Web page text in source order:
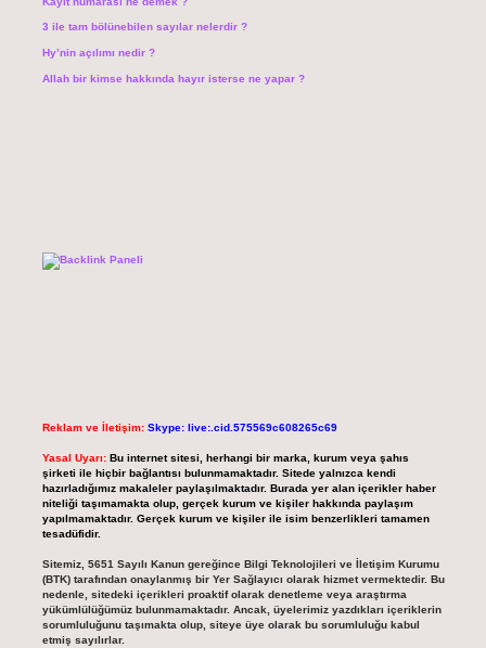
3 ile tam bölünebilen sayılar nelerdir ?
Hy’nin açılımı nedir ?
Allah bir kimse hakkında hayır isterse ne yapar ?
Reklam ve İletişim: Skype: live:.cid.575569c608265c69
Yasal Uyarı: Bu internet sitesi, herhangi bir marka, kurum veya şahıs
şirketi ile hiçbir bağlantısı bulunmamaktadır. Sitede yalnızca kendi
hazırladığımız makaleler paylaşılmaktadır. Burada yer alan içerikler haber
niteliği taşımamakta olup, gerçek kurum ve kişiler hakkında paylaşım
yapılmamaktadır. Gerçek kurum ve kişiler ile isim benzerlikleri tamamen
tesadüfidir.
Sitemiz, 5651 Sayılı Kanun gereğince Bilgi Teknolojileri ve İletişim Kurumu
(BTK) tarafından onaylanmış bir Yer Sağlayıcı olarak hizmet vermektedir. Bu
nedenle, sitedeki içerikleri proaktif olarak denetleme veya araştırma
yükümlülüğümüz bulunmamaktadır. Ancak, üyelerimiz yazdıkları içeriklerin
sorumluluğunu taşımakta olup, siteye üye olarak bu sorumluluğu kabul
etmiş sayılırlar.